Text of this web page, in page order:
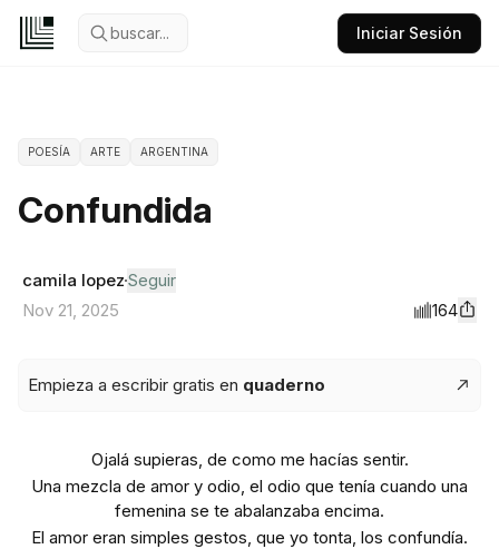
buscar... Iniciar Sesión
POESÍA ARTE ARGENTINA
Confundida
camila lopez Seguir
Nov 21, 2025
164
Empieza a escribir gratis en quaderno
Ojalá supieras, de como me hacías sentir.
Una mezcla de amor y odio, el odio que tenía cuando una
femenina se te abalanzaba encima.
El amor eran simples gestos, que yo tonta, los confundía.